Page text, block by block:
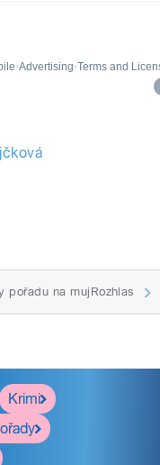
pořadu na mujRozhlas
Krimi